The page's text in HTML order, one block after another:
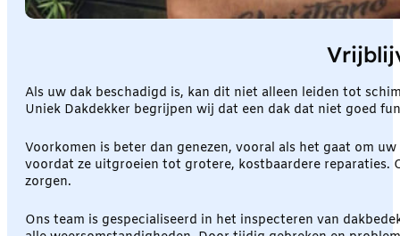
Als uw dak beschadigd is, kan dit niet alleen leiden tot
Uniek Dakdekker begrijpen wij dat een dak dat niet goed
Voorkomen is beter dan genezen, vooral als het gaat om
voordat ze uitgroeien tot grotere, kostbaardere reparaties.
zorgen.
Ons team is gespecialiseerd in het inspecteren van